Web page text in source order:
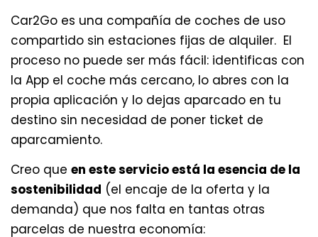
Car2Go es una compañía de coches de uso
compartido sin estaciones fijas de alquiler. El
proceso no puede ser más fácil: identificas con
la App el coche más cercano, lo abres con la
propia aplicación y lo dejas aparcado en tu
destino sin necesidad de poner ticket de
aparcamiento.
Creo que en este servicio está la esencia de la
sostenibilidad (el encaje de la oferta y la
demanda) que nos falta en tantas otras
parcelas de nuestra economía: